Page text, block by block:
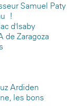
Samuel Paty
!
d'Isaby
de Zaragoza
Ardiden
les bons